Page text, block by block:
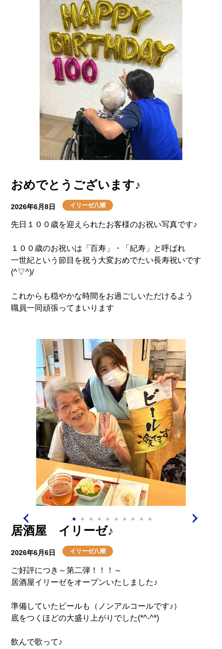
おめでとうございます♪
2026年6月8日 イリーゼ八潮
先日１００歳を迎えられたお客様のお祝い写真です♪
１００歳のお祝いは「百寿」・「紀寿」と呼ばれ
一世紀という節目を祝う大変おめでたい長寿祝いです
(^▽^)/
これからも穏やかな時間をお過ごしいただけるよう
居酒屋 イリーゼ♪
2026年6月6日 イリーゼ八潮
ご好評につき～第二弾！！！～
居酒屋イリーゼをオープンいたしました♪
準備していたビールも（ノンアルコールです♪）
底をつくほどの大盛り上がりでした(*^-^*)
飲んで歌って♪